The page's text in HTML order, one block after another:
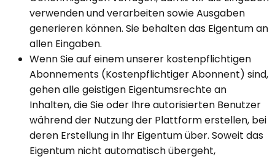
verwenden und verarbeiten sowie Ausgaben
generieren können. Sie behalten das Eigentum an
allen Eingaben.
Wenn Sie auf einem unserer kostenpflichtigen
Abonnements (Kostenpflichtiger Abonnent) sind,
gehen alle geistigen Eigentumsrechte an
Inhalten, die Sie oder Ihre autorisierten Benutzer
während der Nutzung der Plattform erstellen, bei
deren Erstellung in Ihr Eigentum über. Soweit das
Eigentum nicht automatisch übergeht,